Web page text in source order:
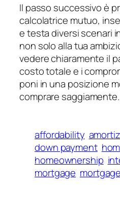
Il passo successivo è
calcolatrice mutuo,
e testa diversi scenari
non solo alla tua
vedere chiaramente il
costo totale e i
poni in una posizione
comprare saggiamente.
affordability
down payment
homeownership
mortgage